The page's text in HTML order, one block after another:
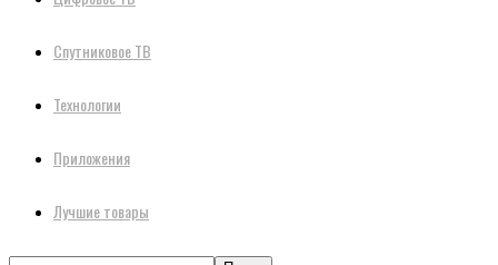
Спутниковое ТВ
Технологии
Приложения
Лучшие товары